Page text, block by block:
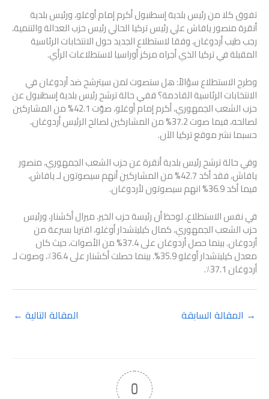
تفوق كلا من رئيس بلدية إسطنبول أكرم إمام أوغلو، ورئيس بلدية
أنقرة منصور يافاش علي رئيس تركيا الحالي رئيس حزب العدالة والتنمية،
رجب طيب أردوغان، وفقا لاستطلاع الجديد حول الانتخابات الرئاسية
المقبلة في تركيا الذي أجراه مركز أوراسيا لاستطلاعات الرأي.
وطرح الاستطلاع سؤالاً: هل ستصوت لمن سيترشح ضد أردوغان في
الانتخابات الرئاسية القادمة؟ ففي حالة ترشح رئيس بلدية إسطنبول عن
حزب الشعب الجمهوري، أكرم إمام أوغلو، صوّت 42.1% من المشاركين
لصالحه، فيما صوت 37.2% من المشاركين لصالح الرئيس أردوغان،
حسبما نشر موقع تركيا الآن.
وفي حالة ترشح رئيس بلدية أنقرة عن حزب الشعب الجمهوري، منصور
يافاش، فقد أكد 42.7% من المشاركين أنهم سيصوتون لـ يافاش،
فيما أكد 36.9% انهم سيصوتون لأردوغان.
في نفس الاستطلاع، لوحظ أن رئيسة حزب الخير، ميرال أكشنار، ورئيس
حزب الشعب الجمهوري، كمال كيليتشدار أوغلو، اقتربا بسرعة من
أردوغان. بينما حصل أردوغان على 37.4% من الأصوات، حيث كان
معدل كيليتشدار أوغلو 35.9%. بينما حصلت أكشنار على 36.4٪، وصوت لـ
أردوغان 37.1٪.
→ المقالة السابقة المقالة التالية ←
0